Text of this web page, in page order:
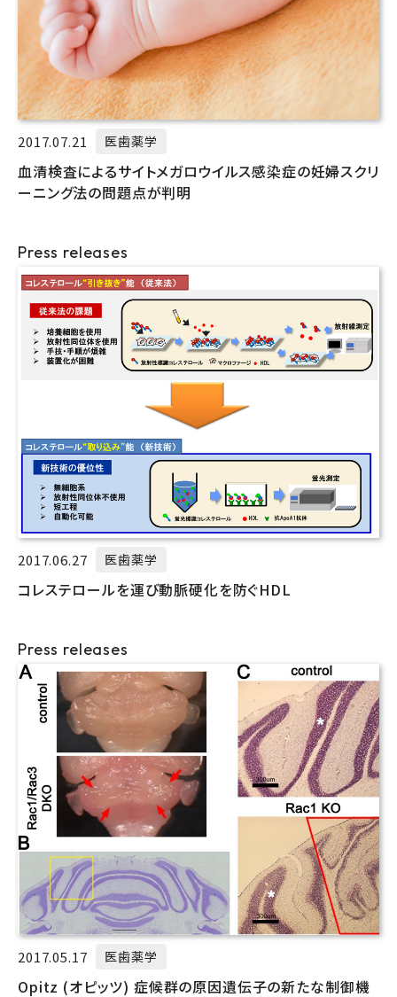
2017.07.21 医歯薬学
血清検査によるサイトメガロウイルス感染症の妊婦スクリ
ーニング法の問題点が判明
Press releases
2017.06.27 医歯薬学
コレステロールを運び動脈硬化を防ぐHDL
Press releases
2017.05.17 医歯薬学
Opitz (オピッツ) 症候群の原因遺伝子の新たな制御機